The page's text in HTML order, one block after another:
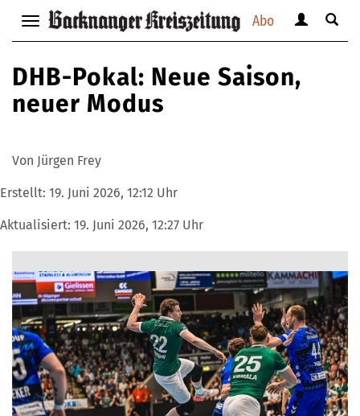
Abo
Navigation
anzeigen
verbergen
anzeigen
verbergen
Suche
DHB-Pokal: Neue Saison,
neuer Modus
Von Jürgen Frey
Erstellt: 19. Juni 2026, 12:12 Uhr
Aktualisiert: 19. Juni 2026, 12:27 Uhr